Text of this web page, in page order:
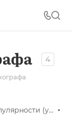
4
По популярности (убывание)